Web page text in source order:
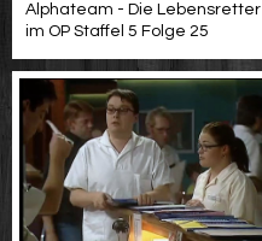
Alphateam - Die Lebensretter
im OP Staffel 5 Folge 25